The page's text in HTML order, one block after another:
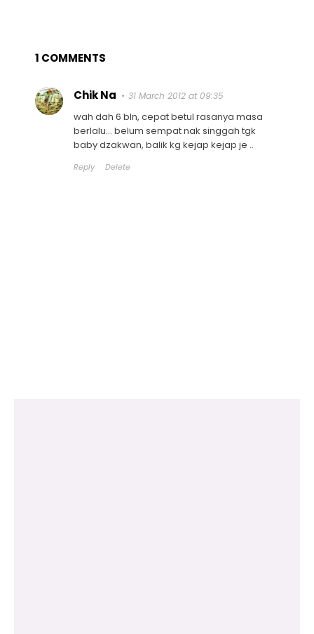
1 COMMENTS
Chik Na 31 March 2012 at 09:35
wah dah 6 bln, cepat betul rasanya masa
berlalu... belum sempat nak singgah tgk
baby dzakwan, balik kg kejap kejap je ..
Reply Delete